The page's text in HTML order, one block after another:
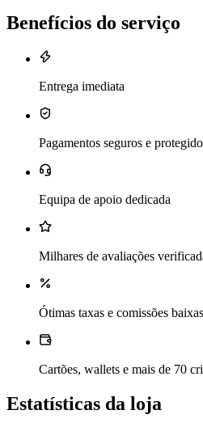
Benefícios do serviço
Entrega imediata
Pagamentos seguros e
Equipa de apoio dedicada
Milhares de avaliações
Ótimas taxas e comissões baixas
Cartões, wallets e mais de 70
Estatísticas da loja